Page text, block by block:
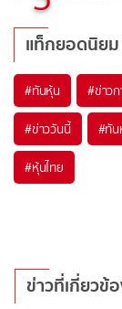
แท็กยอดนิยม
#ทันหุ้น #ข่าวก
#ข่าววันนี้ #ทัน
#หุ้นไทย
ข่าวที่เกี่ยวข้